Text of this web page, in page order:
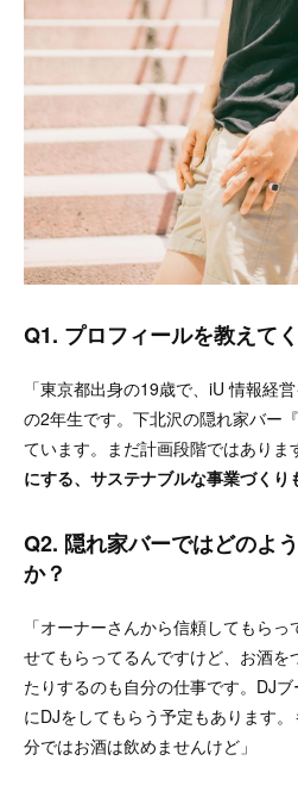
Q1. プロフィールを教えてく
「東京都出身の19歳で、iU 情報経
の2年生です。下北沢の隠れ家バー
ています。まだ計画段階ではありま
にする、サステナブルな事業づくり
Q2. 隠れ家バーではどのよ
か？
「オーナーさんから信頼してもら
せてもらってるんですけど、お酒を
たりするのも自分の仕事です。DJ
にDJをしてもらう予定もあります
分ではお酒は飲めませんけど」